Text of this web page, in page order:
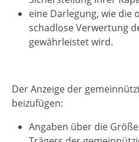
eine Darlegung, wie die
schadlose Verwertung
gewährleistet wird.
Der Anzeige der
beizufügen:
Angaben über die